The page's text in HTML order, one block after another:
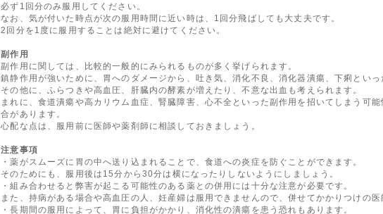
必ず1回分のみ服用してください。
なお、気が付いた時点が次の服用時間に近い時は、1回分飛ばしても大丈夫です。
2回分を1度に服用することは絶対に避けてください。
副作用
副作用に関しては、比較的一般的にみられるものが多く挙げられます。
鎮静作用が強いために、胃へのダメージから、吐き気、消化不良、消化器潰瘍、下痢といっ
その他に、ふらつきや高血圧、肝臓内の酵素が増えたり、不意な出血も考えられます。
まれに、食道潰瘍や高カリウム血症、腎臓障害、心不全といった副作用を招いてしまう可
合があります。
心配な点は、服用前に医師や薬剤師に相談しておきましょう。
注意事項
・薬がスムーズに胃の中へ送り込まれることで、食道への炎症を防ぐことができます。
そのためにも、服用後は15分から30分は横になったりしないようにしましょう。
・組み合わせると弊害が起こる可能性のある薬との併用には十分な注意が必要です。
また、持病がある場合や高血圧の人、妊産婦は服用できませんので、併せてかかりつけの医
・長期間の服用によって、胃に負担がかかり、消化性の潰瘍を患う恐れもあります。